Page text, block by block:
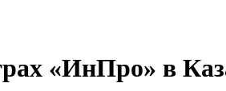
«ИнПро» в